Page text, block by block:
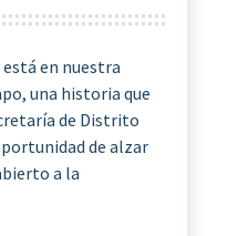
está en nuestra
una historia que
de Distrito
de alzar
a la